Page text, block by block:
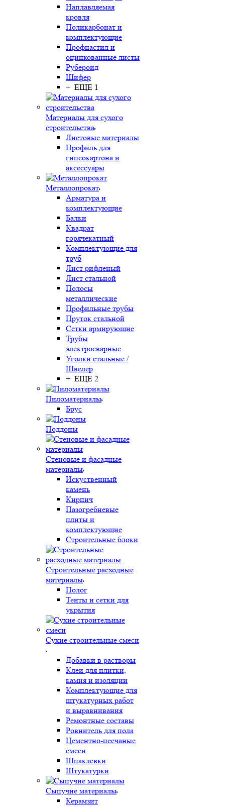
Наплавляемая
кровля
Поликарбонат и
комплектующие
Профнастил и
оцинкованные листы
Рубероид
Шифер
+ ЕЩЕ 1
Материалы для сухого
строительства
Листовые материалы
Профиль для
гипсокартона и
аксессуары
Металлопрокат
Арматура и
комплектующие
Балки
Квадрат
горячекатный
Комплектующие для
труб
Лист рифленый
Лист стальной
Полосы
металлические
Профильные трубы
Пруток стальной
Сетки армирующие
Трубы
электросварные
Уголки стальные /
Швелер
+ ЕЩЕ 2
Пиломатериалы
Брус
Поддоны
Стеновые и фасадные
материалы
Искуственный
камень
Кирпич
Пазогребневые
плиты и
комплектующие
Строительные блоки
Строительные расходные
материалы
Полог
Тенты и сетки для
укрытия
Сухие строительные смеси
Добавки в растворы
Клеи для плитки,
камня и изоляции
Комплектующие для
штукатурных работ
и выравнивания
Ремонтные составы
Ровнитель для пола
Цементно-песчаные
смеси
Шпаклевки
Штукатурки
Сыпучие материалы
Керамзит